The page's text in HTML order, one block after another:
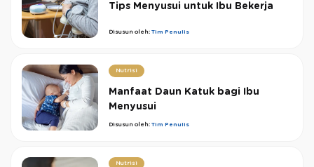
Tips Menyusui untuk Ibu Bekerja
Disusun oleh: Tim Penulis
Nutrisi
Manfaat Daun Katuk bagi Ibu
Menyusui
Disusun oleh: Tim Penulis
Nutrisi